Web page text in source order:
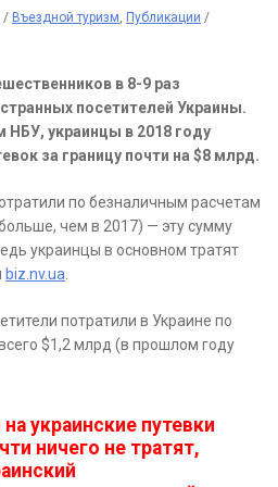
/ Въездной туризм, Публикации /
в 8-9 раз
посетителей Украины.
украинцы в 2018 году
за границу почти на $8 млрд.
по безналичным расчетам
чем в 2017) — эту сумму
украинцы в основном тратят
biz.nv.ua
потратили в Украине по
$1,2 млрд (в прошлом году
украинские путевки
ничего не тратят,